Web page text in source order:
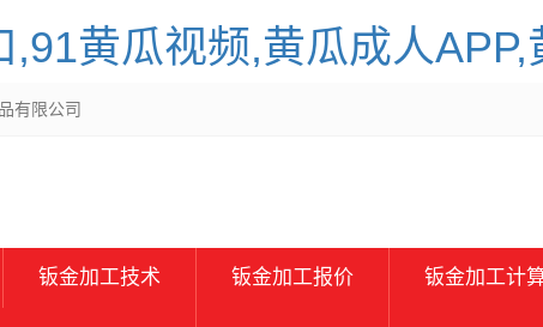
黄瓜视频,黄瓜成人
有限公司
钣金加工技术 钣金加工报价 钣金加工计